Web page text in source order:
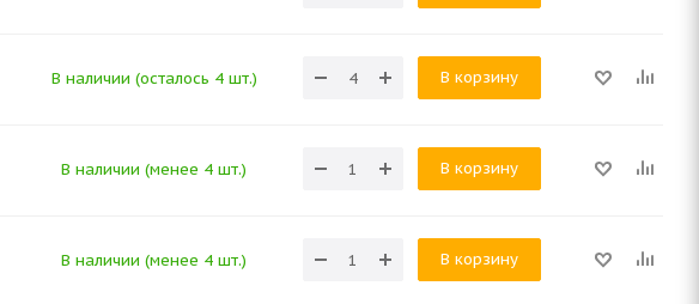
В наличии (осталось 4 шт.) В корзину
В наличии (менее 4 шт.) В корзину
В наличии (менее 4 шт.) В корзину